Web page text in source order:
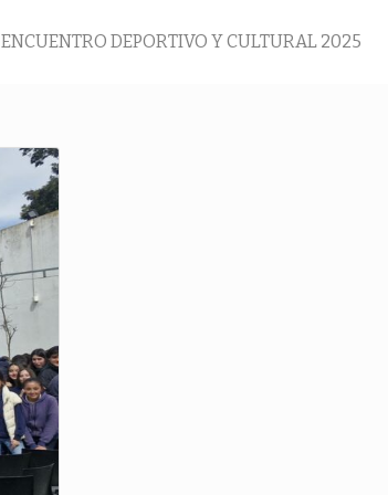
ENCUENTRO DEPORTIVO Y CULTURAL 2025